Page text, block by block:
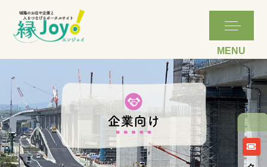
詳細はこちら
詳細はこちら
詳細はこちら
詳細はこちら
詳細はこちら
詳細はこちら
詳細はこちら
詳細はこちら
詳細はこちら
詳細はこちら